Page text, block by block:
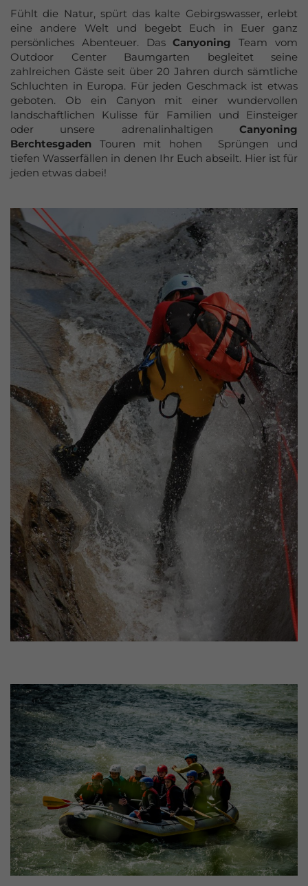
Fühlt die Natur, spürt das kalte Gebirgswasser, erlebt
eine andere Welt und begebt Euch in Euer ganz
persönliches Abenteuer. DasCanyoning Team vom
Outdoor Center Baumgarten begleitet seine
zahlreichen Gäste seit über 20 Jahren durch sämtliche
Schluchten in Europa. Für jeden Geschmack ist etwas
geboten. Ob ein Canyon mit einer wundervollen
landschaftlichen Kulisse für Familien und Einsteiger
oder unsere adrenalinhaltigen Canyoning
Berchtesgaden Touren mit hohen Sprüngen und
tiefen Wasserfällen in denen Ihr Euch abseilt. Hier ist für
jeden etwas dabei!